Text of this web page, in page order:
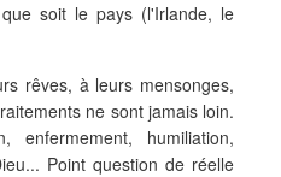
soit le pays (l'Irlande, le
rêves, à leurs mensonges,
ne sont jamais loin.
humiliation,
Point question de réelle